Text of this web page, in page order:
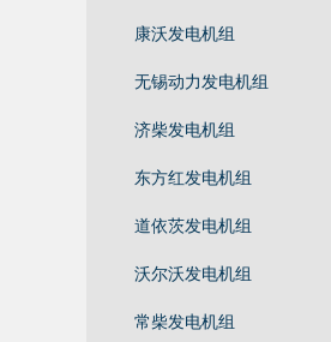
康沃发电机组
无锡动力发电机组
济柴发电机组
东方红发电机组
道依茨发电机组
沃尔沃发电机组
常柴发电机组